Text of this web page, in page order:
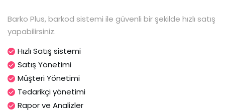
Barko Plus, barkod sistemi ile güvenli bir şekilde hızlı satış
yapabilirsiniz.
Hızlı Satış sistemi
Satış Yönetimi
Müşteri Yönetimi
Tedarikçi yönetimi
Rapor ve Analizler